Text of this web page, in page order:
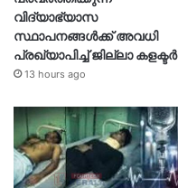
വിദ്യാഭ്യാസ
സ്ഥാപനങ്ങള്‍ക്ക് അവധി
പ്രഖ്യാപിച്ച് ജില്ലാ കളക്ടർ
13 hours ago